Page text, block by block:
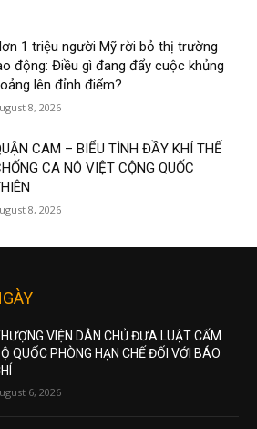
1 triệu người Mỹ rời bỏ thị trường
động: Điều gì đang đẩy cuộc khủng
lên đỉnh điểm?
8, 2026
CAM – BIỂU TÌNH ĐẦY KHÍ THẾ
CA NÔ VIỆT CỘNG QUỐC
8, 2026
VIỆN DÂN CHỦ ĐƯA LUẬT CẤM
QUỐC PHÒNG HẠN CHẾ ĐỐI VỚI BÁO
6, 2026